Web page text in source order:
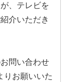
、テレビを
介いただき
問い合わせ
りお願いいた